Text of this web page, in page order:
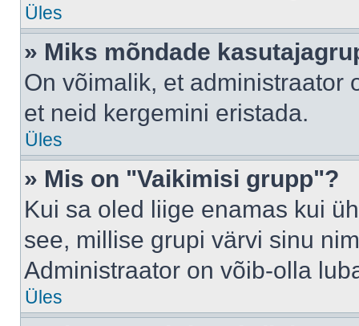
Üles
» Miks mõndade
On võimalik, et administraator
et neid kergemini eristada.
Üles
» Mis on "Vaikimisi grupp"?
Kui sa oled liige enamas kui
see, millise grupi värvi sinu
Administraator on võib-olla
Üles